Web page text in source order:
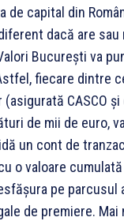
capital din
dacă are
București va
fiecare dintre
CASCO și
de mii de euro,
un cont de
o valoare
pe parcusul
de premiere.